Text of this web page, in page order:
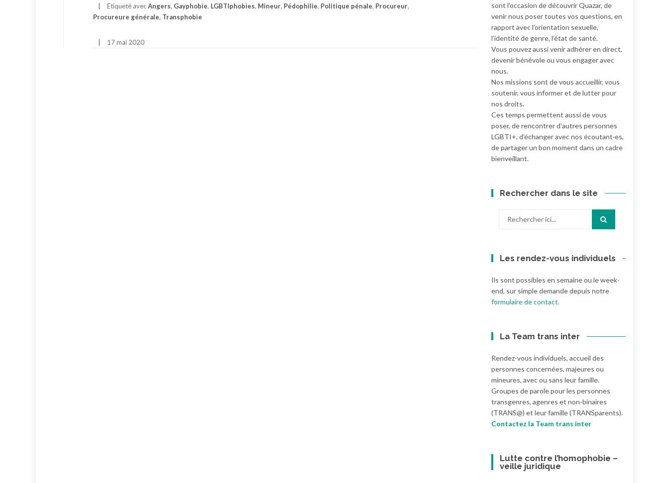
Étiqueté avecAngers, Gayphobie, LGBTIphobies, Mineur, Pédophilie, Politique pénale, Procureur,
Procureure générale, Transphobie
17 mai 2020
sont l’occasion de découvrir Quazar, de
venir nous poser toutes vos questions, en
rapport avec l’orientation sexuelle,
l’identité de genre, l’état de santé.
Vous pouvez aussi venir adhérer en direct,
devenir bénévole ou vous engager avec
nous.
Nos missions sont de vous accueillir, vous
soutenir, vous informer et de lutter pour
nos droits.
Ces temps permettent aussi de vous
poser, de rencontrer d’autres personnes
LGBTI+, d’échanger avec nos écoutant·es,
de partager un bon moment dans un cadre
bienveillant.
Rechercher dans le site
Les rendez-vous individuels
Ils sont possibles en semaine ou le week-
end, sur simple demande depuis notre
formulaire de contact.
La Team trans inter
Rendez-vous individuels, accueil des
personnes concernées, majeures ou
mineures, avec ou sans leur famille.
Groupes de parole pour les personnes
transgenres, agenres et non-binaires
(TRANS@) et leur famille (TRANSparents).
Contactez la Team trans inter
Lutte contre l’homophobie –
veille juridique